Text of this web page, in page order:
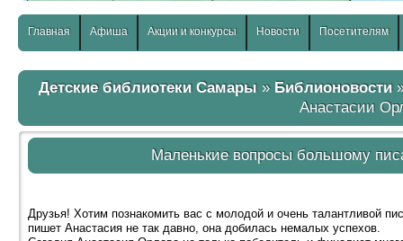
Главная Афиша Акции и конкурсы Новости Посетителям
Детские библиотеки Самары » Библионовости
Анастасии
Маленькие вопросы большому
Друзья! Хотим познакомить вас с молодой и очень талантливой
пишет Анастасия не так давно, она добилась немалых успехов.